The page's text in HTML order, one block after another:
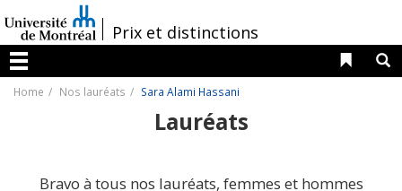
au
contenu
/Prix et distinctions
Menu
Liens
Home Nos lauréats Sara Alami Hassani
Lauréats
Bravo à tous nos lauréats, femmes et hommes